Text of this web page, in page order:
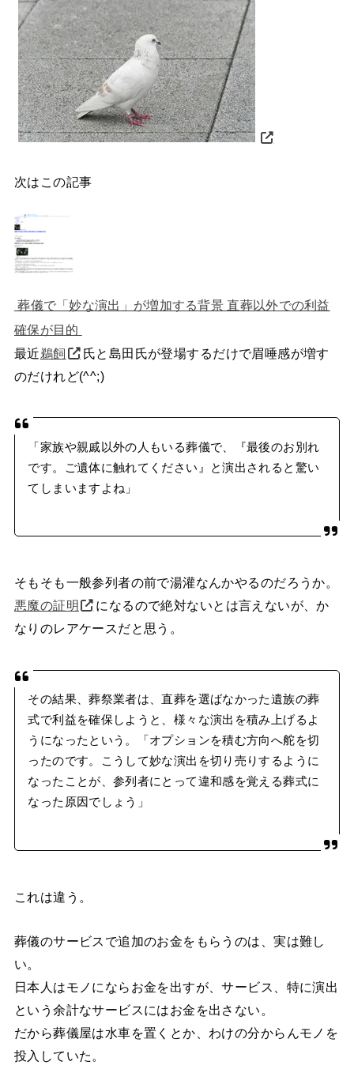
次はこの記事
葬儀で「妙な演出」が増加する背景 直葬以外での利益
確保が目的
最近鵜飼
氏と島田氏が登場するだけで眉唾感が増す
のだけれど(^^;)
「家族や親戚以外の人もいる葬儀で、『最後のお別れ
です。ご遺体に触れてください』と演出されると驚い
てしまいますよね」
そもそも一般参列者の前で湯灌なんかやるのだろうか。
悪魔の証明
になるので絶対ないとは言えないが、か
なりのレアケースだと思う。
その結果、葬祭業者は、直葬を選ばなかった遺族の葬
式で利益を確保しようと、様々な演出を積み上げるよ
うになったという。「オプションを積む方向へ舵を切
ったのです。こうして妙な演出を切り売りするように
なったことが、参列者にとって違和感を覚える葬式に
なった原因でしょう」
これは違う。
葬儀のサービスで追加のお金をもらうのは、実は難し
い。
日本人はモノにならお金を出すが、サービス、特に演出
という余計なサービスにはお金を出さない。
だから葬儀屋は水車を置くとか、わけの分からんモノを
投入していた。